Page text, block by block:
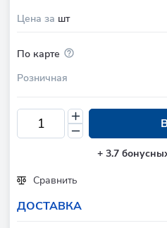
Цена за шт
По карте
Розничная
+ 3.7
Сравнить
ДОСТАВКА